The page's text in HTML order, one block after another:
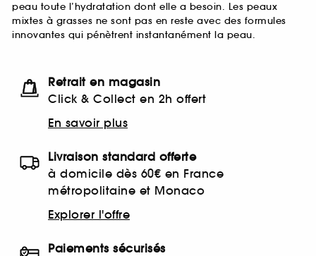
peau toute l’hydratation dont elle a besoin. Les peaux
mixtes à grasses ne sont pas en reste avec des formules
innovantes qui pénètrent instantanément la peau.
Retrait en magasin
Click & Collect en 2h offert
En savoir plus
Livraison standard offerte
à domicile dès 60€ en France
métropolitaine et Monaco
Explorer l'offre
Paiements sécurisés